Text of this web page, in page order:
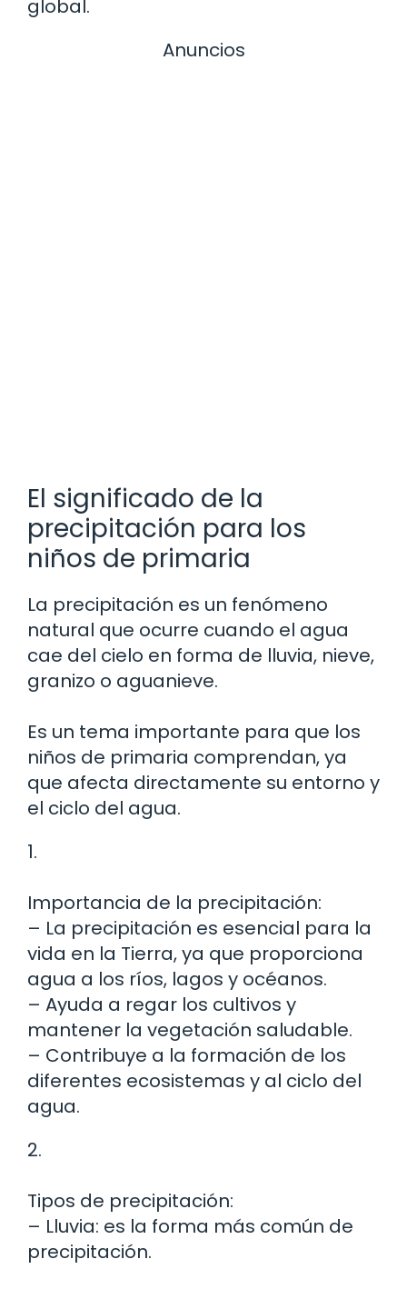
global.
Anuncios
El significado de la
precipitación para los
niños de primaria
La precipitación es un fenómeno
natural que ocurre cuando el agua
cae del cielo en forma de lluvia, nieve,
granizo o aguanieve.
Es un tema importante para que los
niños de primaria comprendan, ya
que afecta directamente su entorno y
el ciclo del agua.
1.
Importancia de la precipitación:
– La precipitación es esencial para la
vida en la Tierra, ya que proporciona
agua a los ríos, lagos y océanos.
– Ayuda a regar los cultivos y
mantener la vegetación saludable.
– Contribuye a la formación de los
diferentes ecosistemas y al ciclo del
agua.
2.
Tipos de precipitación:
– Lluvia: es la forma más común de
precipitación.